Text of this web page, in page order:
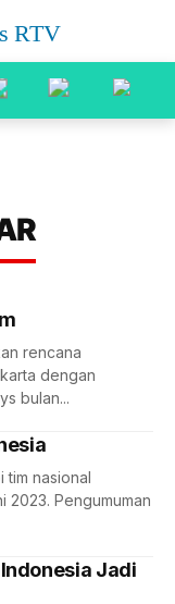
rencana
dengan
bulan...
tim nasional
2023. Pengumuman
Jadi